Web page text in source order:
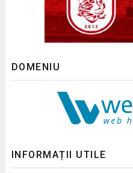
DOMENIU
INFORMAȚII UTILE